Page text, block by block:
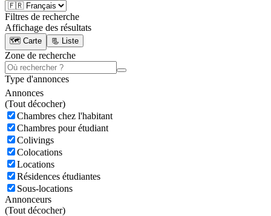
Filtres de recherche
Affichage des résultats
🗺️ Carte 📃 Liste
Zone de recherche
Type d'annonces
Annonces
(Tout décocher)
Chambres chez l'habitant
Chambres pour étudiant
Colivings
Colocations
Locations
Résidences étudiantes
Sous-locations
Annonceurs
(Tout décocher)